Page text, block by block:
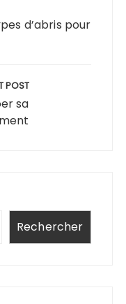
d’abris pour
POST
sa
Rechercher